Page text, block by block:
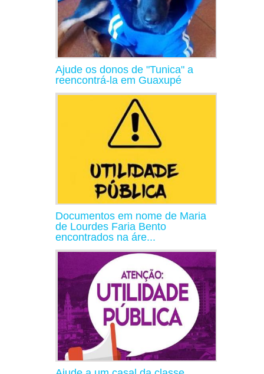
Ajude os donos de "Tunica" a
reencontrá-la em Guaxupé
Documentos em nome de Maria
de Lourdes Faria Bento
encontrados na áre...